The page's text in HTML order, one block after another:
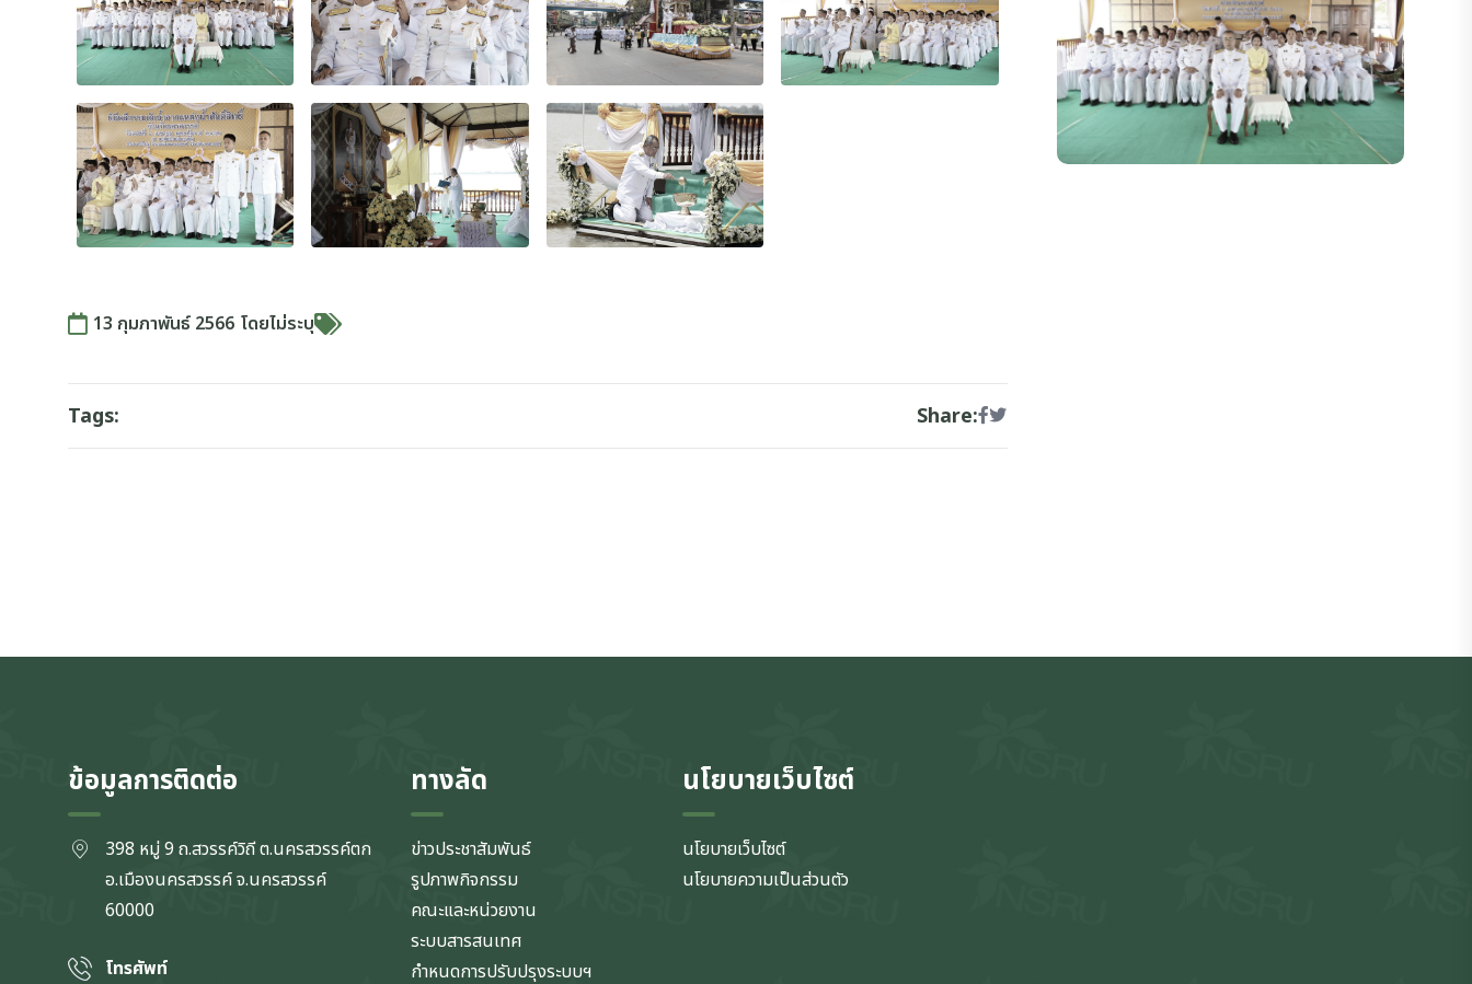
13 กุมภาพันธ์ 2566 โดยไม่ระบุ
Tags: Share:
ข้อมูลการติดต่อ
398 หมู่ 9 ถ.สวรรค์วิถี ต.นครสวรรค์ตก
อ.เมืองนครสวรรค์ จ.นครสวรรค์
60000
โทรศัพท์
ทางลัด
ข่าวประชาสัมพันธ์
รูปภาพกิจกรรม
คณะและหน่วยงาน
ระบบสารสนเทศ
กำหนดการปรับปรุงระบบฯ
นโยบายเว็บไซต์
นโยบายเว็บไซต์
นโยบายความเป็นส่วนตัว